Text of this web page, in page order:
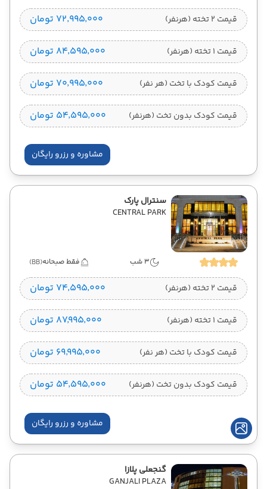
قیمت 2 تخته (هرنفر) ۷۲٬۹۹۵٬۰۰۰ تومان
قیمت 1 تخته (هرنفر) ۸۴٬۵۹۵٬۰۰۰ تومان
قیمت کودک با تخت (هر نفر) ۷۰٬۹۹۵٬۰۰۰ تومان
قیمت کودک بدون تخت (هرنفر) ۵۴٬۵۹۵٬۰۰۰ تومان
مشاوره و رزرو رایگان
سنترال پارک
CENTRAL PARK
3 شب فقط صبحانه(BB)
قیمت 2 تخته (هرنفر) ۷۴٬۵۹۵٬۰۰۰ تومان
قیمت 1 تخته (هرنفر) ۸۷٬۹۹۵٬۰۰۰ تومان
قیمت کودک با تخت (هر نفر) ۶۹٬۹۹۵٬۰۰۰ تومان
قیمت کودک بدون تخت (هرنفر) ۵۴٬۵۹۵٬۰۰۰ تومان
مشاوره و رزرو رایگان
گنجعلی پلازا
GANJALI PLAZA